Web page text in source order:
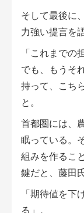
そして最後に
力強い提言を
「これまでの
でも、もうそ
持って、こち
と。
首都圏には、
眠っている。
組みを作るこ
鍵だと、藤田
「期待値を下
る」。